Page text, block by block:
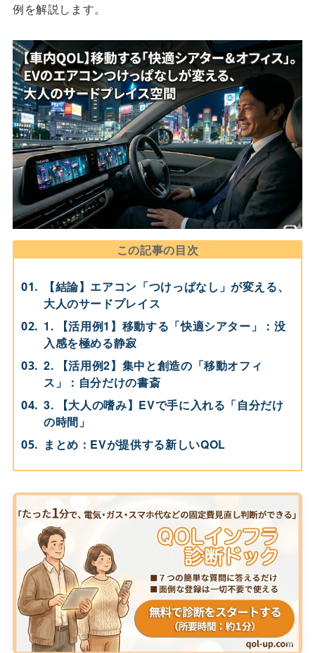
例を解説します。
この記事の目次
【結論】エアコン「つけっぱなし」が変える、
大人のサードプレイス
1. 【活用例1】移動する「快適シアター」：没
入感を極める静寂
2. 【活用例2】集中と創造の「移動オフィ
ス」：自分だけの書斎
3. 【大人の嗜み】EVで手に入れる「自分だけ
の時間」
まとめ：EVが提供する新しいQOL